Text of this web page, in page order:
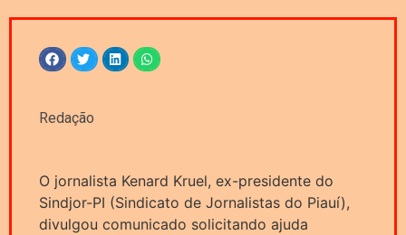
Redação
O jornalista Kenard Kruel, ex-presidente do
Sindjor-PI (Sindicato de Jornalistas do Piauí),
divulgou comunicado solicitando ajuda